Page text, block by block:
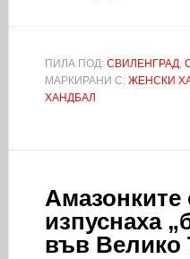
ПИЛА ПОД: СВИЛЕНГРАД,
МАРКИРАНИ С: ЖЕНСКИ
ХАНДБАЛ
Амазонките
изпуснаха
във Велико